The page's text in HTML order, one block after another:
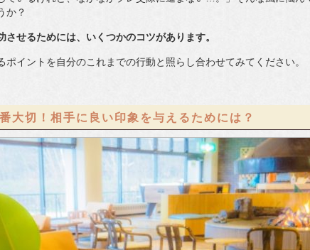
か？
させるためには、いくつかのコツがあります。
ポイントを自分のこれまでの行動と照らし合わせてみてください。
大切！相手に良い印象を与えるためには？